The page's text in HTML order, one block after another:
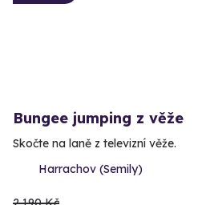
Bungee jumping z věže
Skočte na laně z televizní věže.
Harrachov (Semily)